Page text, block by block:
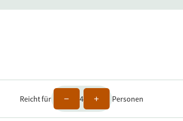
Reicht für 4 Personen